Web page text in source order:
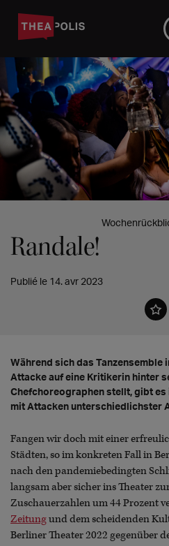
Randale!
Publié le 14. avr 2023
Während sich das Tanzensemble
Attacke auf eine Kritikerin hinter
Chefchoreographen stellt, gibt
mit Attacken unterschiedlichster
Fangen wir doch mit einer
Städten, so im konkreten Fall in
nach den pandemiebedingten
langsam aber sicher ins Theater
Zuschauerzahlen um 44 Prozent
Zeitungund dem scheidenden
Berliner Theater 2022 gegenüber